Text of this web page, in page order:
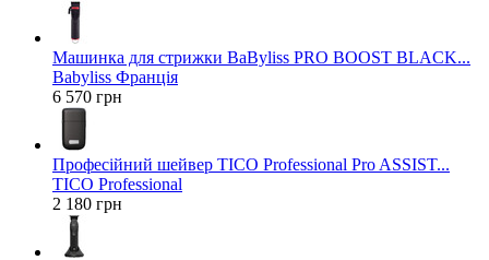
Машинка для стрижки BaByliss PRO BOOST BLACK...
Babyliss Франція
6 570 грн
Професійний шейвер TICO Professional Pro ASSIST...
TICO Professional
2 180 грн